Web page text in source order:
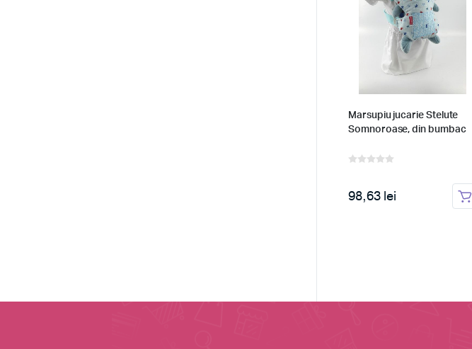
Marsupiu jucarie Stelute
Somnoroase, din bumbac
98,63 lei